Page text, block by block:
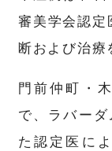
審美学会認定
断および治療
門前仲町・
で、ラバー
た認定医に